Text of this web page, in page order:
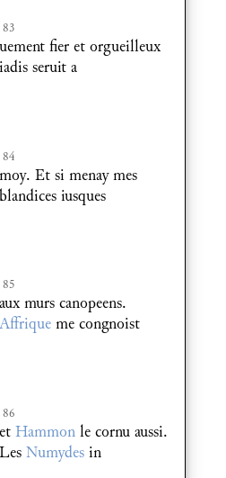
83
uement fier et orgueilleux
iadis seruit a
84
moy. Et si menay mes
blandices iusques
85
aux murs canopeens.
Affriqueme congnoist
86
et Hammonle cornu aussi.
Les Numydesin